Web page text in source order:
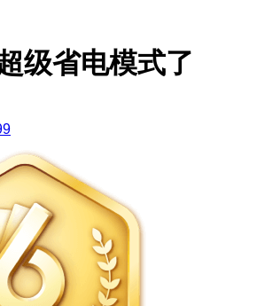
级省电模式了